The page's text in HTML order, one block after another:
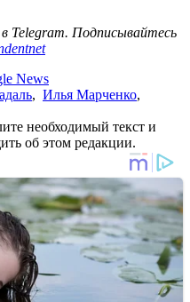
в Telegram. Подписывайтесь
News
, Илья Марченко,
необходимый текст и
об этом редакции.